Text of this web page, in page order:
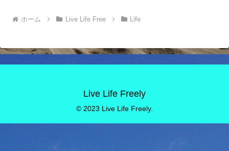
ホーム Live Life Free Life
Live Life Freely
© 2023 Live Life Freely.